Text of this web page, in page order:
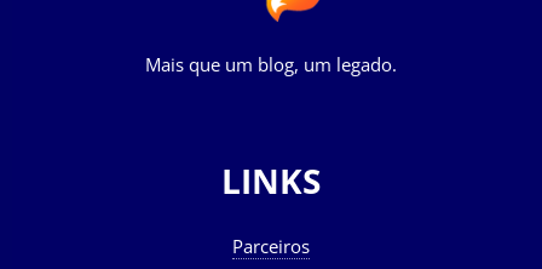
Mais que um blog, um legado.
LINKS
Parceiros